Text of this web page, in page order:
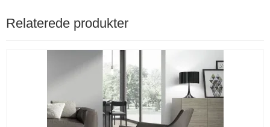
Relaterede produkter